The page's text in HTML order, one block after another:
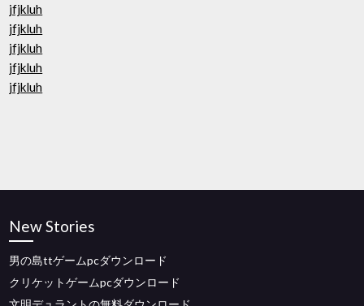
jfjkluh
jfjkluh
jfjkluh
jfjkluh
jfjkluh
New Stories
男の島ttゲームpcダウンロード
クリケットゲームpcダウンロード